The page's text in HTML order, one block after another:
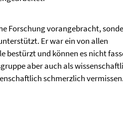
Forschung vorangebracht,
Er war ein von allen
bestürzt und können es nicht
aber auch als
schmerzlich vermissen.